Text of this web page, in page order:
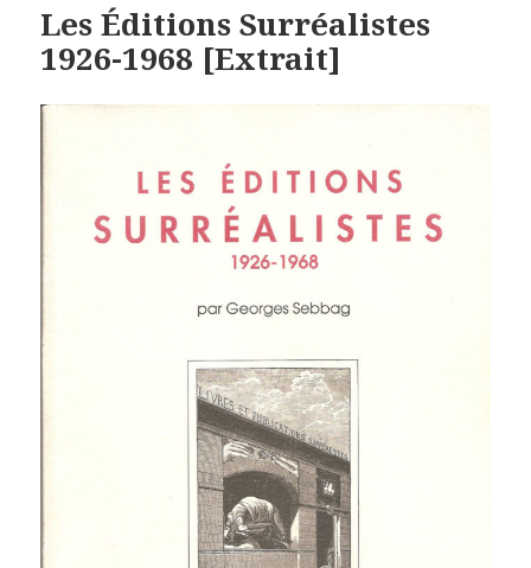
Les Éditions Surréalistes
1926-1968 [Extrait]